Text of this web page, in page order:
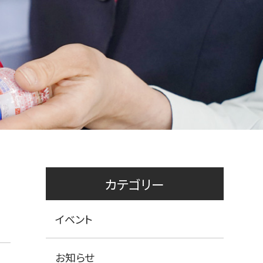
カテゴリー
イベント
お知らせ